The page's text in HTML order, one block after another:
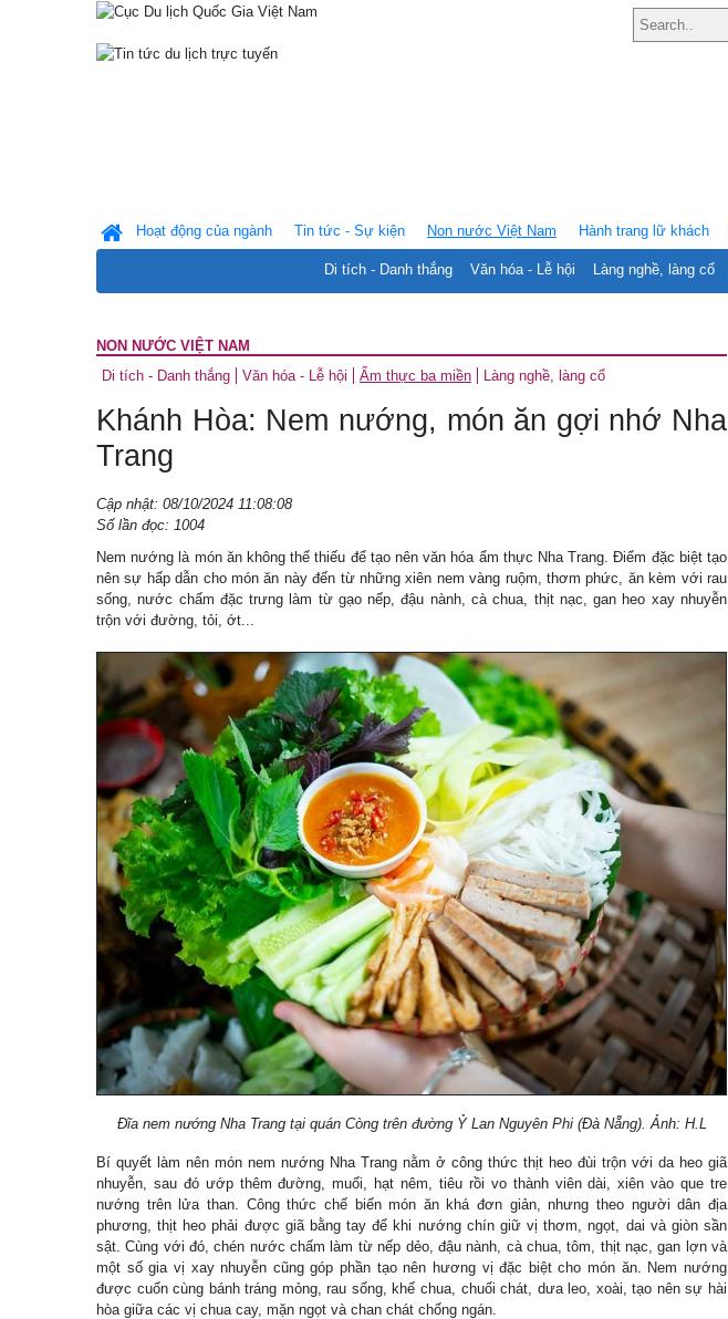
Hoạt động của ngành Tin tức - Sự kiện Non nước Việt Nam
Di tích - Danh thắng Văn hóa - Lễ hội Làng nghề, làng cổ
Hành trang lữ khách
NON NƯỚC VIỆT NAM
Di tích - Danh thắng
Văn hóa - Lễ hội Ẩm thực ba miền Làng nghề, làng cổ
Khánh Hòa: Nem nướng, món ăn gợi nhớ Nha
Trang
Cập nhật: 08/10/2024 11:08:08
Số lần đọc: 1004
Nem nướng là món ăn không thể thiếu để tạo nên văn hóa ẩm thực Nha Trang. Điểm đặc biệt tạo
nên sự hấp dẫn cho món ăn này đến từ những xiên nem vàng ruộm, thơm phức, ăn kèm với rau
sống, nước chấm đặc trưng làm từ gạo nếp, đậu nành, cà chua, thịt nạc, gan heo xay nhuyễn
trộn với đường, tỏi, ớt...
Đĩa nem nướng Nha Trang tại quán Còng trên đường Ỷ Lan Nguyên Phi (Đà Nẵng). Ảnh: H.L
Bí quyết làm nên món nem nướng Nha Trang nằm ở công thức thịt heo đùi trộn với da heo giã
nhuyễn, sau đó ướp thêm đường, muối, hạt nêm, tiêu rồi vo thành viên dài, xiên vào que tre
nướng trên lửa than. Công thức chế biến món ăn khá đơn giản, nhưng theo người dân địa
phương, thịt heo phải được giã bằng tay để khi nướng chín giữ vị thơm, ngọt, dai và giòn sần
sật. Cùng với đó, chén nước chấm làm từ nếp dẻo, đậu nành, cà chua, tôm, thịt nạc, gan lợn và
một số gia vị xay nhuyễn cũng góp phần tạo nên hương vị đặc biệt cho món ăn. Nem nướng
được cuốn cùng bánh tráng mỏng, rau sống, khế chua, chuối chát, dưa leo, xoài, tạo nên sự hài
hòa giữa các vị chua cay, mặn ngọt và chan chát chống ngán.